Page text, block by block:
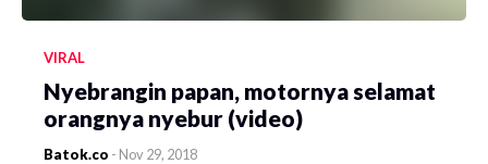
VIRAL
Nyebrangin papan, motornya selamat
orangnya nyebur (video)
Batok.co - Nov 29, 2018